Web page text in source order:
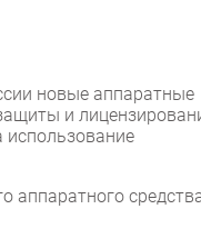
новые аппаратные
и
использование
аппаратного